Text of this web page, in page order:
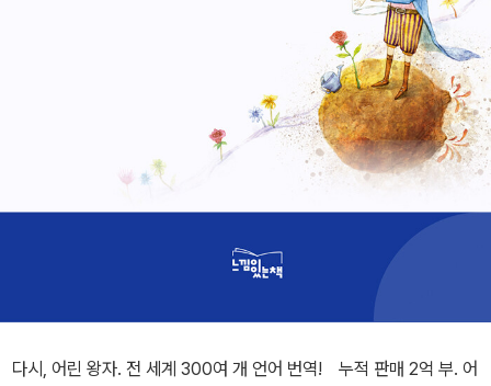
다시, 어린 왕자. 전 세계 300여 개 언어 번역! 누적 판매 2억 부. 어